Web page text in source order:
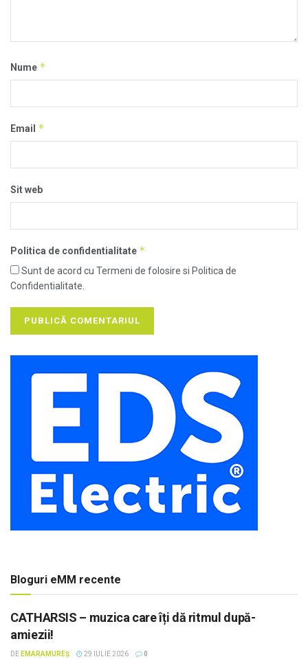
Nume *
Email *
Sit web
Politica de confidentialitate *
Sunt de acord cu Termeni de folosire si Politica de
Confidentialitate.
Bloguri eMM recente
CATHARSIS – muzica care îți dă ritmul după-
amiezii!
DE EMARAMUREȘ 29 IULIE 2026 0